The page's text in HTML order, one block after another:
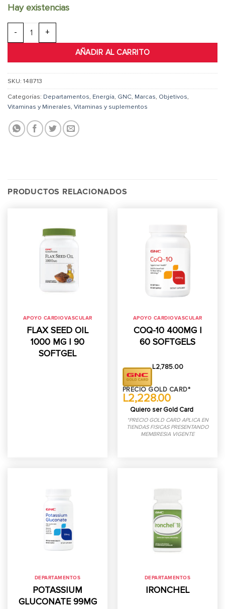
Hay existencias
Vitamin B-12 1500mcg cantidad
AÑADIR AL CARRITO
SKU: 148713
Categorías: Departamentos, Energía, GNC, Marcas, Objetivos,
Vitaminas y Minerales, Vitaminas y suplementos
PRODUCTOS RELACIONADOS
APOYO CARDIOVASCULAR
FLAX SEED OIL
1000 MG | 90
SOFTGEL
APOYO CARDIOVASCULAR
COQ-10 400MG |
60 SOFTGELS
L2,785.00
PRECIO GOLD CARD*
L2,228.00
Quiero ser Gold Card
*PRECIO GOLD CARD APLICA EN
TIENDAS FISICAS PRESENTANDO
MEMBRESIA VIGENTE
DEPARTAMENTOS
POTASSIUM
GLUCONATE 99MG
DEPARTAMENTOS
IRONCHEL